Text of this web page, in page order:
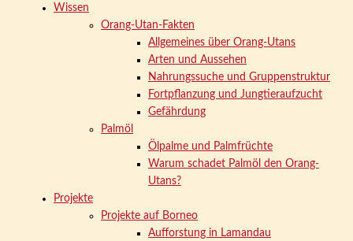
Wissen
Orang-Utan-Fakten
Allgemeines über Orang-Utans
Arten und Aussehen
Nahrungssuche und Gruppenstruktur
Fortpflanzung und Jungtieraufzucht
Gefährdung
Palmöl
Ölpalme und Palmfrüchte
Warum schadet Palmöl den Orang-
Utans?
Projekte
Projekte auf Borneo
Aufforstung in Lamandau